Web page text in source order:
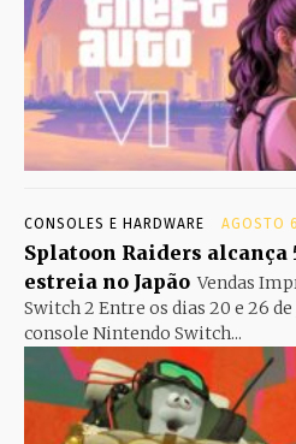
CONSOLES E HARDWARE AGOSTO
Splatoon Raiders
estreia no Japão Vendas
Switch 2 Entre os dias 20 e 26
console Nintendo Switch...